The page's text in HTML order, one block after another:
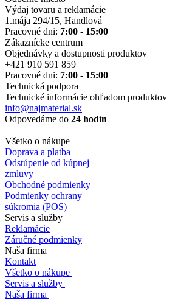
Výdaj tovaru a reklamácie
1.mája 294/15, Handlová
Pracovné dni: 7:00 - 15:00
Zákaznícke centrum
Objednávky a dostupnosti produktov
+421 910 591 859
Pracovné dni: 7:00 - 15:00
Technická podpora
Technické informácie ohľadom produktov
info@najmaterial.sk
Odpovedáme do 24 hodín
Všetko o nákupe
Doprava a platba
Odstúpenie od kúpnej
zmluvy
Obchodné podmienky
Podmienky ochrany
súkromia (POS)
Servis a služby
Reklamácie
Záručné podmienky
Naša firma
Kontakt
Všetko o nákupe
Servis a služby
Naša firma